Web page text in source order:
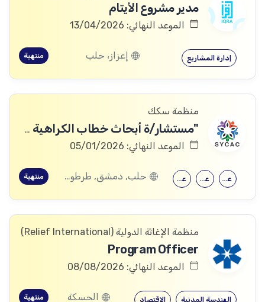
مدير مشروع الأيتام
الموعد النهائي: 13/04/2026
إدارة المشاريع إعزاز، حلب منتهية
منظمة سكك
"مستشار/ة أبحاث خطاب الكراهية على الإنترنت"
الموعد النهائي: 05/01/2026
علم اجتماع علم النفس علم النفس حلب, دمشق, طرطوس, ريف دمشق, ديرالزور, درعا, السويداء, القنيطرة, اللاذقية, الرقة, حمص, الحسكة, حماة, ادلب منتهية
منظمة الإغاثة الدولیة (Relief International)
Program Officer
الموعد النهائي: 08/08/2026
الاقتصاد الهندسة المدنية الحسكة منتهية